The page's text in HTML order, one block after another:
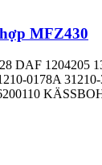
MFZ430
1204205
0178A